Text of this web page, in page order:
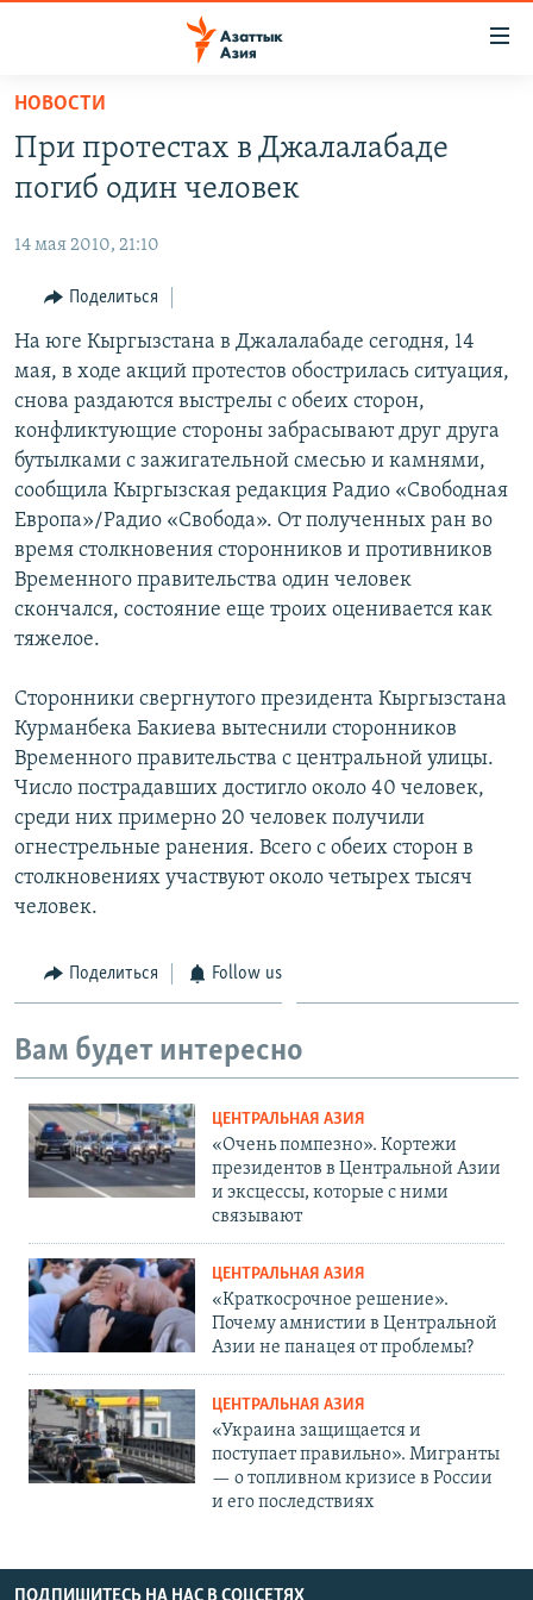
Вернуться
основному
содержанию
навигации
Вернутся
поиску
КАЗАХСТАН
УЗБЕКИСТАН
ТАДЖИКИСТАН
НОВОСТИ
НА ДРУГИХ ЯЗЫКАХ
ҚАЗАҚША
КЫРГЫЗЧА
ЎЗБЕКЧА
ТОҶИКӢ
TÜRKMENÇE
Все сайты РСЕ/РС
НОВОСТИ
При протестах в Джалалабаде
погиб один человек
14 мая 2010, 21:10
Поделиться
На юге Кыргызстана в Джалалабаде сегодня, 14
мая, в ходе акций протестов обострилась ситуация,
снова раздаются выстрелы с обеих сторон,
конфликтующие стороны забрасывают друг друга
бутылками с зажигательной смесью и камнями,
сообщила Кыргызская редакция Радио «Свободная
Европа»/Радио «Свобода». От полученных ран во
время столкновения сторонников и противников
Временного правительства один человек
скончался, состояние еще троих оценивается как
тяжелое.
Сторонники свергнутого президента Кыргызстана
Курманбека Бакиева вытеснили сторонников
Временного правительства с центральной улицы.
Число пострадавших достигло около 40 человек,
среди них примерно 20 человек получили
огнестрельные ранения. Всего с обеих сторон в
столкновениях участвуют около четырех тысяч
человек.
Поделиться Follow us
Вам будет интересно
ЦЕНТРАЛЬНАЯ АЗИЯ
«Очень помпезно». Кортежи
президентов в Центральной Азии
и эксцессы, которые с ними
связывают
ЦЕНТРАЛЬНАЯ АЗИЯ
«Краткосрочное решение».
Почему амнистии в Центральной
Азии не панацея от проблемы?
ЦЕНТРАЛЬНАЯ АЗИЯ
«Украина защищается и
поступает правильно». Мигранты
— о топливном кризисе в России
и его последствиях